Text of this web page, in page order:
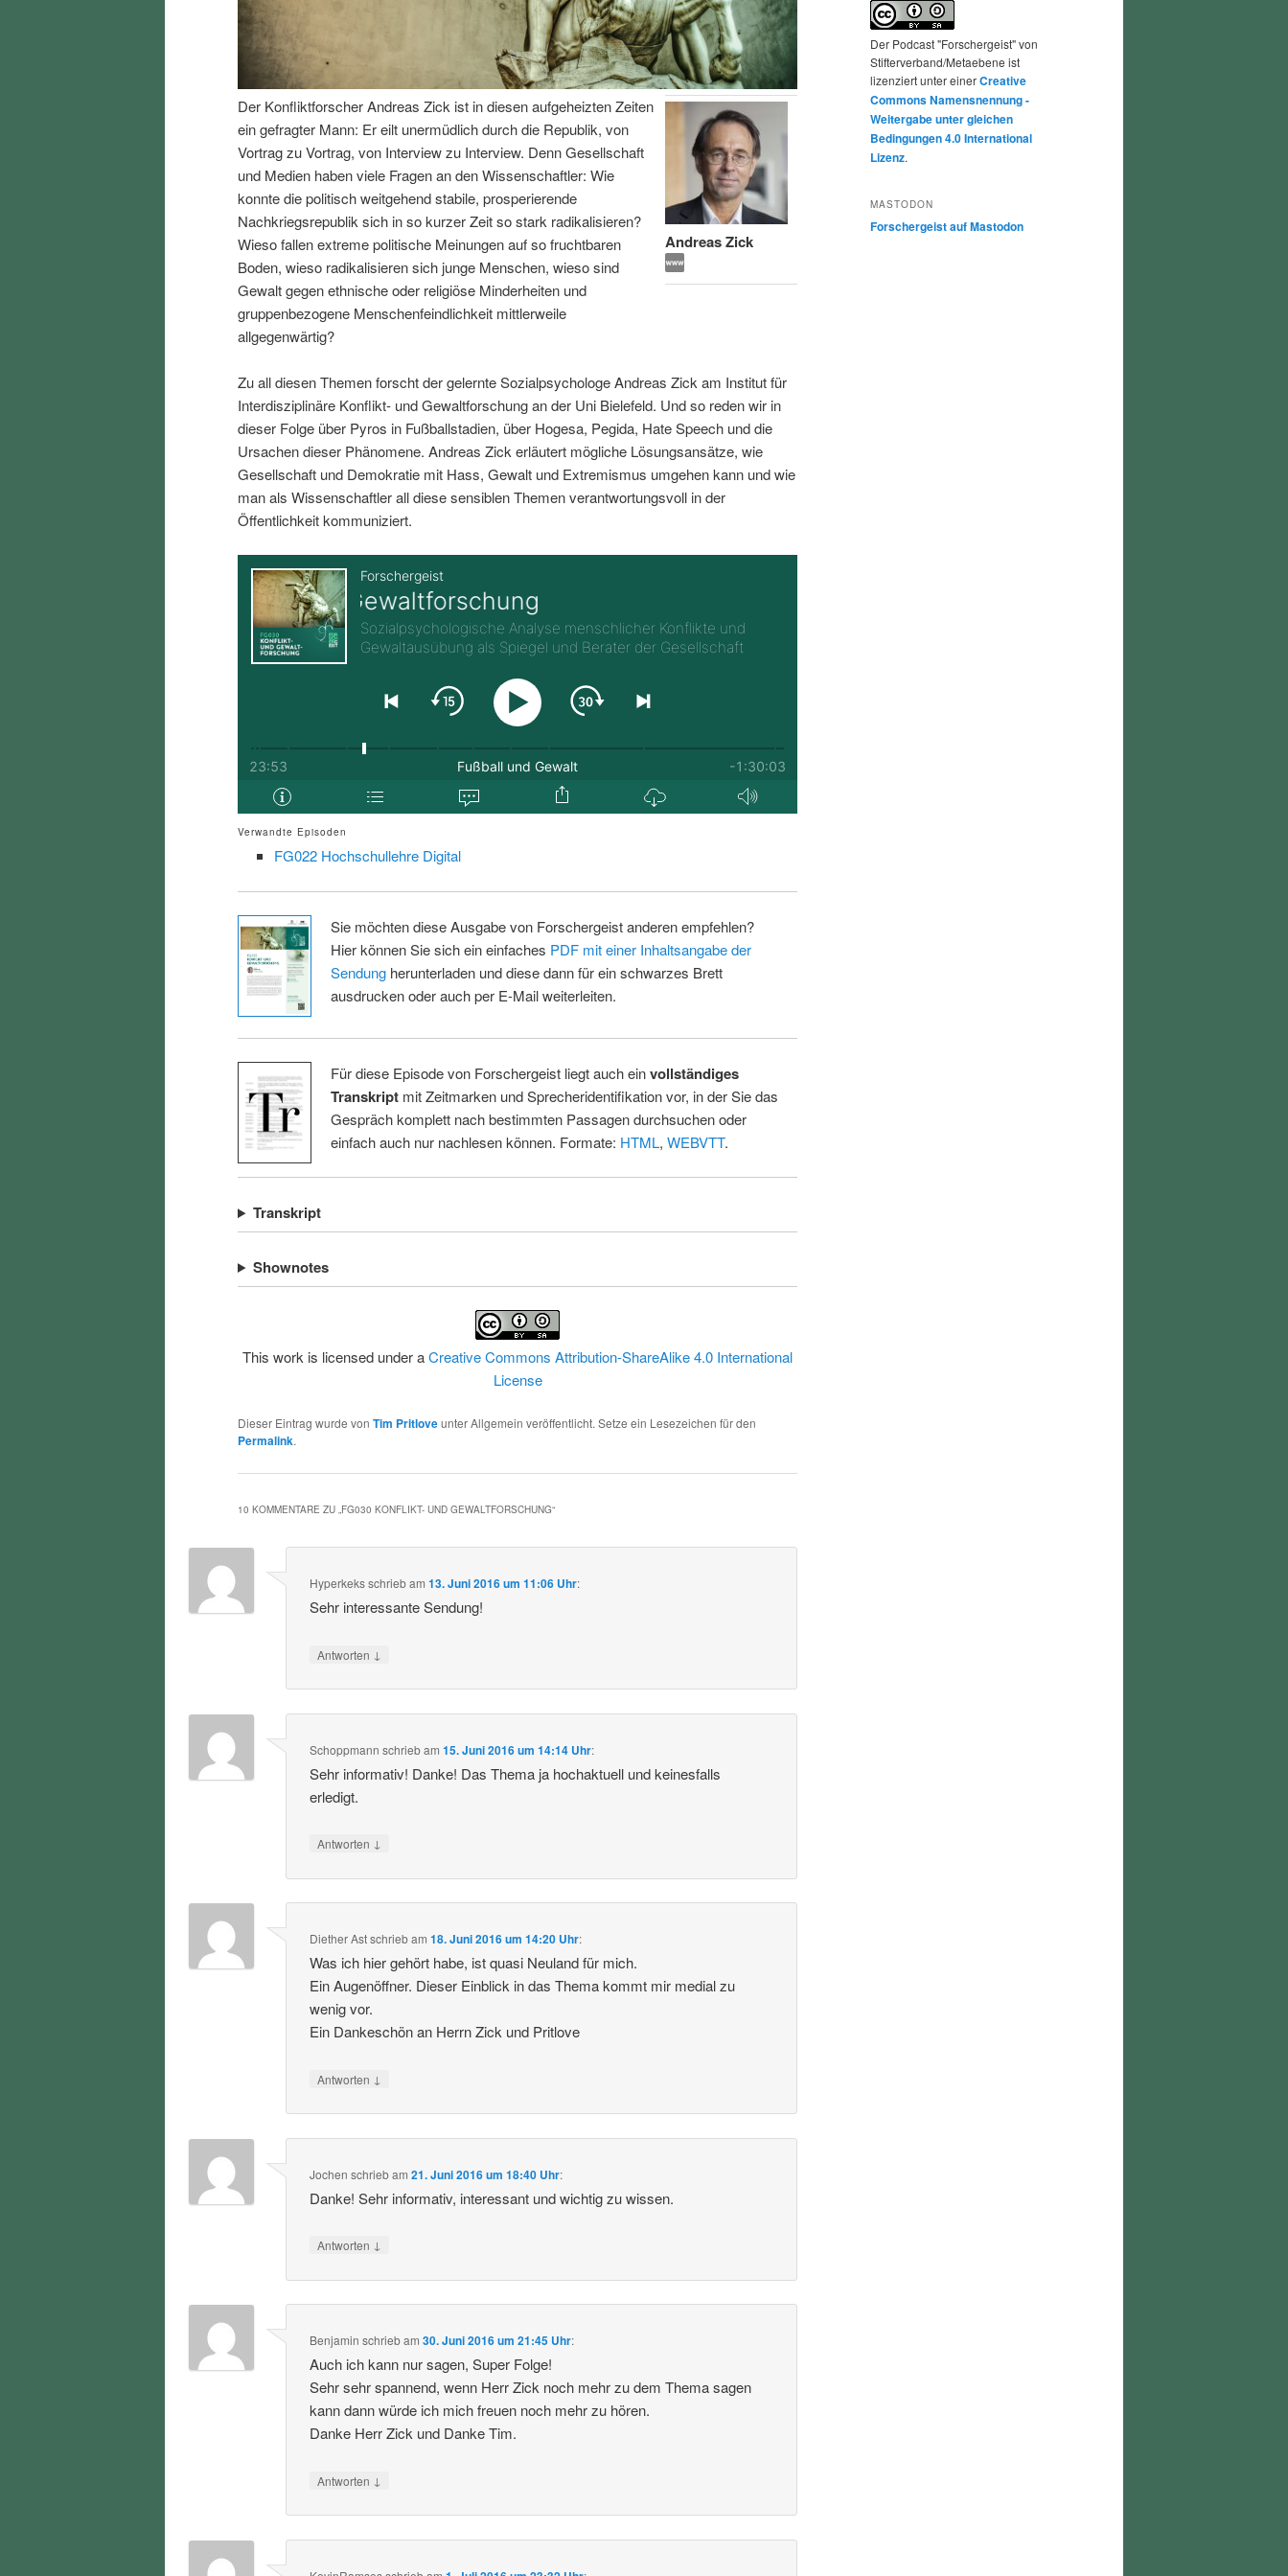
I
n
a
t
s
r
i
n
e
n
e
n
n
a
l
s
p
r
n
g
Andreas Zick
Der Konfliktforscher Andreas Zick ist in diesen aufgeheizten Zeiten
ein gefragter Mann: Er eilt unermüdlich durch die Republik, von
Vortrag zu Vortrag, von Interview zu Interview. Denn Gesellschaft
und Medien haben viele Fragen an den Wissenschaftler: Wie
konnte die politisch weitgehend stabile, prosperierende
Nachkriegsrepublik sich in so kurzer Zeit so stark radikalisieren?
Wieso fallen extreme politische Meinungen auf so fruchtbaren
Boden, wieso radikalisieren sich junge Menschen, wieso sind
Gewalt gegen ethnische oder religiöse Minderheiten und
gruppenbezogene Menschenfeindlichkeit mittlerweile
allgegenwärtig?
Zu all diesen Themen forscht der gelernte Sozialpsychologe Andreas Zick am Institut für
Interdisziplinäre Konflikt- und Gewaltforschung an der Uni Bielefeld. Und so reden wir in
dieser Folge über Pyros in Fußballstadien, über Hogesa, Pegida, Hate Speech und die
Ursachen dieser Phänomene. Andreas Zick erläutert mögliche Lösungsansätze, wie
Gesellschaft und Demokratie mit Hass, Gewalt und Extremismus umgehen kann und wie
man als Wissenschaftler all diese sensiblen Themen verantwortungsvoll in der
Öffentlichkeit kommuniziert.
Verwandte Episoden
FG022 Hochschullehre Digital
Sie möchten diese Ausgabe von Forschergeist anderen empfehlen?
Hier können Sie sich ein einfaches PDF mit einer Inhaltsangabe der
Sendungherunterladen und diese dann für ein schwarzes Brett
ausdrucken oder auch per E-Mail weiterleiten.
Für diese Episode von Forschergeist liegt auch einvollständiges
Transkriptmit Zeitmarken und Sprecheridentifikation vor, in der Sie das
Gespräch komplett nach bestimmten Passagen durchsuchen oder
einfach auch nur nachlesen können. Formate: HTML, WEBVTT.
Transkript
Shownotes
This work is licensed under aCreative Commons Attribution-ShareAlike 4.0 International
License
Dieser Eintrag wurde von Tim Pritloveunter Allgemein veröffentlicht. Setze ein Lesezeichen für den
Permalink.
10 KOMMENTARE ZU „FG030 KONFLIKT- UND GEWALTFORSCHUNG“
Hyperkeksschriebam13. Juni 2016 um 11:06 Uhr:
Sehr interessante Sendung!
Antworten ↓
Schoppmann schriebam15. Juni 2016 um 14:14 Uhr:
Sehr informativ! Danke! Das Thema ja hochaktuell und keinesfalls
erledigt.
Antworten ↓
Diether Astschriebam18. Juni 2016 um 14:20 Uhr:
Was ich hier gehört habe, ist quasi Neuland für mich.
Ein Augenöffner. Dieser Einblick in das Thema kommt mir medial zu
wenig vor.
Ein Dankeschön an Herrn Zick und Pritlove
Antworten ↓
Jochen schriebam21. Juni 2016 um 18:40 Uhr:
Danke! Sehr informativ, interessant und wichtig zu wissen.
Antworten ↓
Benjamin schriebam30. Juni 2016 um 21:45 Uhr:
Auch ich kann nur sagen, Super Folge!
Sehr sehr spannend, wenn Herr Zick noch mehr zu dem Thema sagen
kann dann würde ich mich freuen noch mehr zu hören.
Danke Herr Zick und Danke Tim.
Antworten ↓
Der Podcast "Forschergeist" von
Stifterverband/Metaebene ist
lizenziert unter einerCreative
Commons Namensnennung -
Weitergabe unter gleichen
Bedingungen 4.0 International
Lizenz.
MASTODON
Forschergeist auf Mastodon